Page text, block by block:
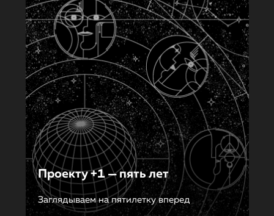
Проекту +1 — пять лет
Заглядываем на пятилетку вперед